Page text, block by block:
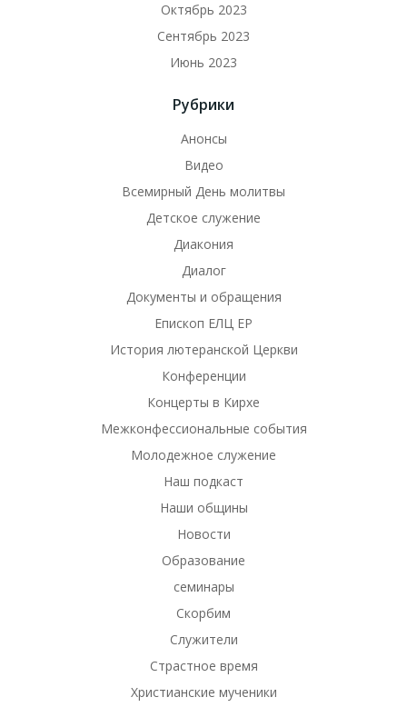
Октябрь 2023
Сентябрь 2023
Июнь 2023
Рубрики
Анонсы
Видео
Всемирный День молитвы
Детское служение
Диакония
Диалог
Документы и обращения
Епископ ЕЛЦ ЕР
История лютеранской Церкви
Конференции
Концерты в Кирхе
Межконфессиональные события
Молодежное служение
Наш подкаст
Наши общины
Новости
Образование
семинары
Скорбим
Служители
Страстное время
Христианские мученики